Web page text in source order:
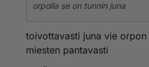
orpolla se on tunnin juna
toivottavasti juna vie orpon
miesten pantavasti